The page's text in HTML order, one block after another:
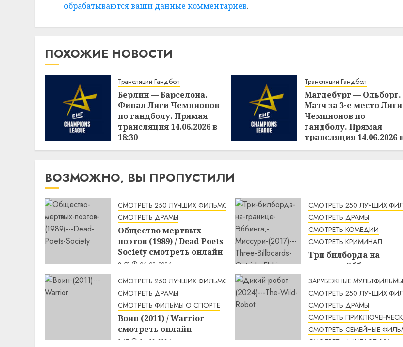
обрабатываются ваши данные комментариев.
ПОХОЖИЕ НОВОСТИ
Трансляции Гандбол
Берлин — Барселона.
Финал Лиги Чемпионов
по гандболу. Прямая
трансляция 14.06.2026 в
18:30
15:38 14.06.2026
Трансляции Гандбол
Магдебург — Ольборг.
Матч за 3-е место Лиги
Чемпионов по
гандболу. Прямая
трансляция 14.06.2026
15:30
ВОЗМОЖНО, ВЫ ПРОПУСТИЛИ
СМОТРЕТЬ 250 ЛУЧШИХ ФИЛЬМОВ
СМОТРЕТЬ ДРАМЫ
Общество мертвых
поэтов (1989) / Dead Poets
Society смотреть онлайн
2:50 06.08.2026
СМОТРЕТЬ 250 ЛУЧШИХ
СМОТРЕТЬ ДРАМЫ
СМОТРЕТЬ КОМЕДИИ
СМОТРЕТЬ КРИМИНАЛ
Три билборда на
границе Эббинга,
Миссури (2017) / Three
Billboards Outside
Ebbing, Missouri
смотреть онлайн
2:48 06.08.2026
СМОТРЕТЬ 250 ЛУЧШИХ ФИЛЬМОВ
СМОТРЕТЬ ДРАМЫ
СМОТРЕТЬ ФИЛЬМЫ О СПОРТЕ
Воин (2011) / Warrior
смотреть онлайн
1:17 06.08.2026
ЗАРУБЕЖНЫЕ МУЛЬТФИЛЬМЫ
СМОТРЕТЬ 250 ЛУЧШИХ
СМОТРЕТЬ ДРАМЫ
СМОТРЕТЬ
СМОТРЕТЬ СЕМЕЙНЫЕ
СМОТРЕТЬ ФАНТАСТИКУ